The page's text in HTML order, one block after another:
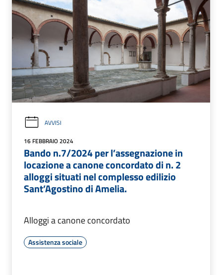
AVVISI
16 FEBBRAIO 2024
Bando n.7/2024 per l’assegnazione in
locazione a canone concordato di n. 2
alloggi situati nel complesso edilizio
Sant’Agostino di Amelia.
Alloggi a canone concordato
Assistenza sociale